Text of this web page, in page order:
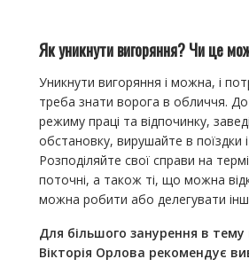
Як уникнути вигоряння? Чи це
Уникнути вигоряння і можна, і
треба знати ворога в обличчя.
режиму праці та відпочинку,
обстановку, вирушайте в поїздки
Розподіляйте свої справи на
поточні, а також ті, що можна
можна робити або делегувати
Для більшого занурення в тему
Вікторія Орлова рекомендує